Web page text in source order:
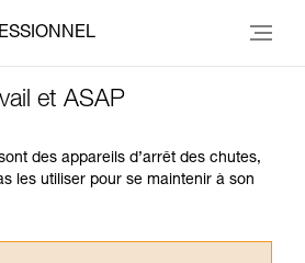
et ASAP
des appareils d’arrêt des chutes,
les utiliser pour se maintenir à son